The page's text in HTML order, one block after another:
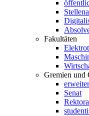
Fakultäten
Gremien und
Senat